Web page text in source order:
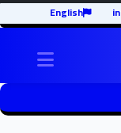
English